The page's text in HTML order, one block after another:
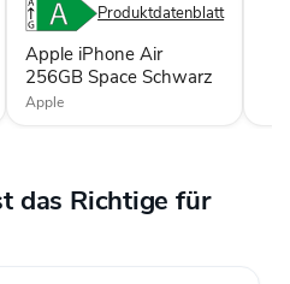
Produktdatenblatt
Apple iPhone Air
256GB Space Schwarz
Apple
das Richtige für